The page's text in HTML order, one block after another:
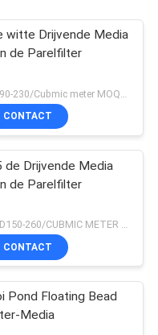
witte Drijvende Media
de Parelfilter
CONTACT
de Drijvende Media
de Parelfilter
USD150-260/CUBMIC METER MOQ:1CubmicMeter
CONTACT
Pond Floating Bead
Media